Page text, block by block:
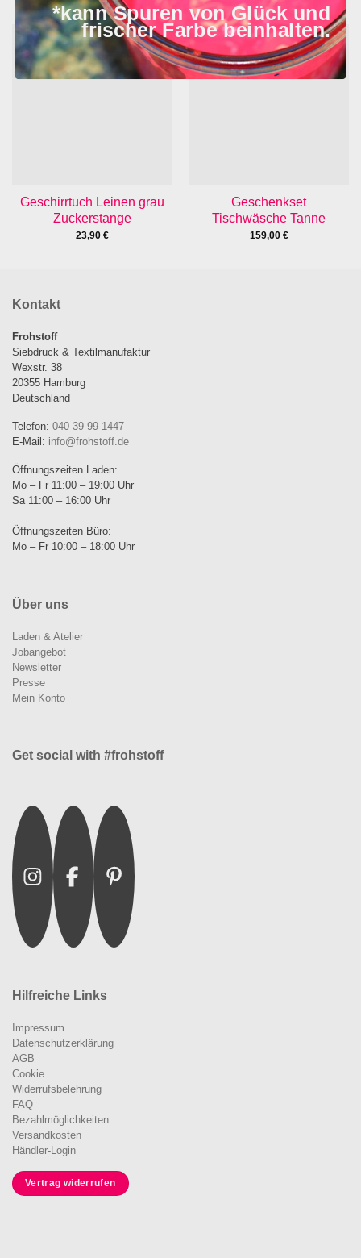
Geschirrtuch Leinen grau
Zuckerstange
23,90 €
Geschenkset
Tischwäsche Tanne
159,00 €
Kontakt
Frohstoff
Siebdruck & Textilmanufaktur
Wexstr. 38
20355 Hamburg
Deutschland
Telefon: 040 39 99 1447
E-Mail: info@frohstoff.de
Öffnungszeiten Laden:
Mo – Fr 11:00 – 19:00 Uhr
Sa 11:00 – 16:00 Uhr
Öffnungszeiten Büro:
Mo – Fr 10:00 – 18:00 Uhr
Über uns
Laden & Atelier
Jobangebot
Newsletter
Presse
Mein Konto
Get social with #frohstoff
InstagramFacebookPinterest
Hilfreiche Links
Impressum
Datenschutzerklärung
AGB
Cookie
Widerrufsbelehrung
FAQ
Bezahlmöglichkeiten
Versandkosten
Händler-Login
Vertrag widerrufen
*kann Spuren von Glück und
frischer Farbe beinhalten.